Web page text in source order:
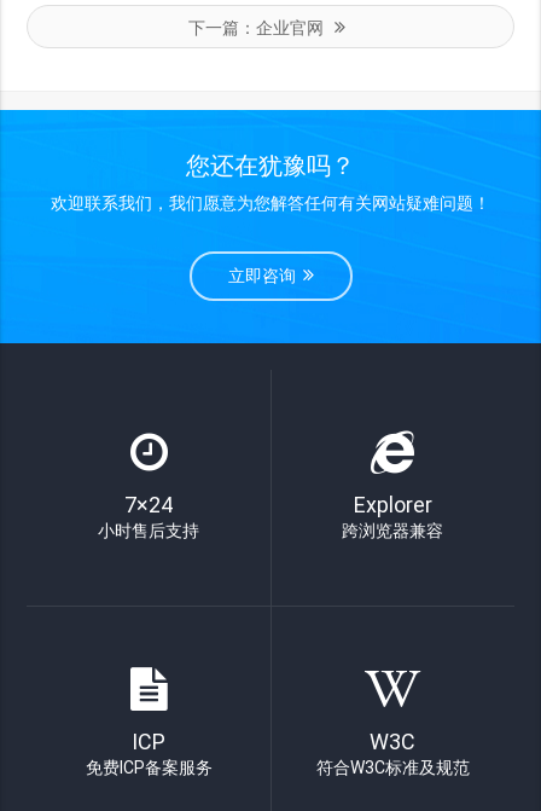
下一篇：企业官网
您还在犹豫吗？
欢迎联系我们，我们愿意为您解答任何有关网站疑难问题！
立即咨询
7×24
小时售后支持
Explorer
跨浏览器兼容
ICP
免费ICP备案服务
W3C
符合W3C标准及规范